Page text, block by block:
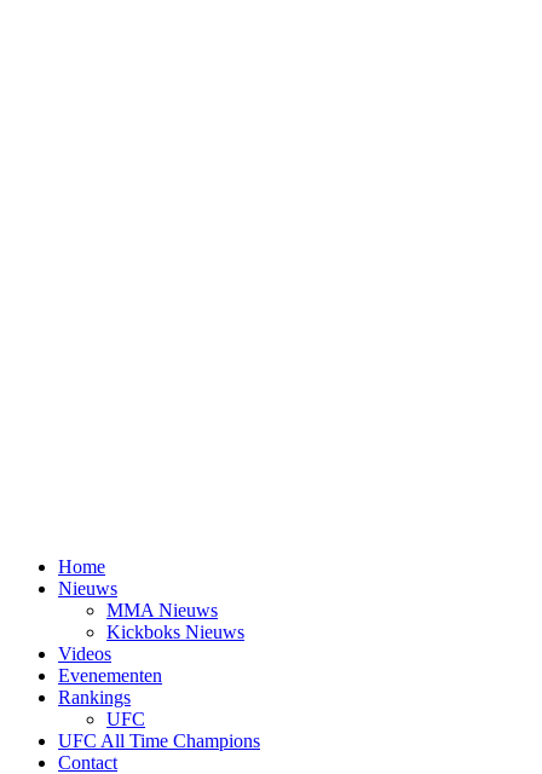
Home
Nieuws
MMA Nieuws
Kickboks Nieuws
Videos
Evenementen
Rankings
UFC
UFC All Time Champions
Contact